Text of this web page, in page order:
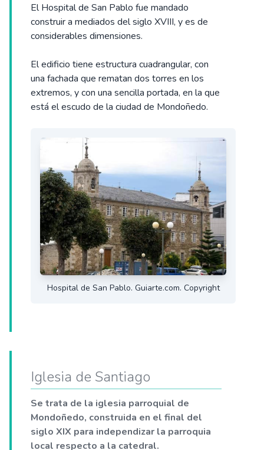
El Hospital de San Pablo fue mandado
construir a mediados del siglo XVIII, y es de
considerables dimensiones.
El edificio tiene estructura cuadrangular, con
una fachada que rematan dos torres en los
extremos, y con una sencilla portada, en la que
está el escudo de la ciudad de Mondoñedo.
Hospital de San Pablo. Guiarte.com. Copyright
Iglesia de Santiago
Se trata de la iglesia parroquial de
Mondoñedo, construida en el final del
siglo XIX para independizar la parroquia
local respecto a la catedral.